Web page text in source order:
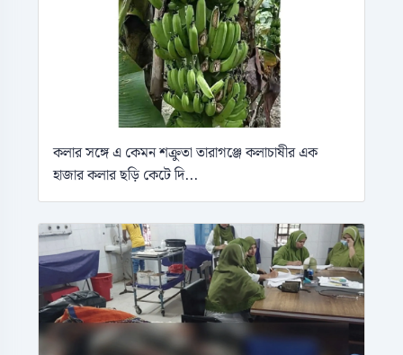
কলার সঙ্গে এ কেমন শক্রুতা তারাগঞ্জে কলাচাষীর এক
হাজার কলার ছড়ি কেটে দি...